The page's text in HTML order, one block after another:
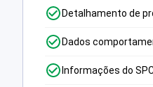
Detalhamento de
Dados
Informações do